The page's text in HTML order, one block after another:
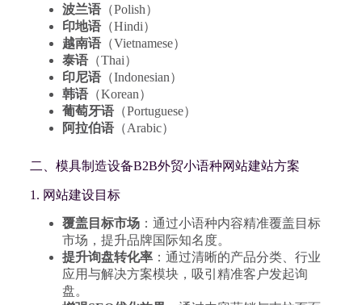
波兰语（Polish）
印地语（Hindi）
越南语（Vietnamese）
泰语（Thai）
印尼语（Indonesian）
韩语（Korean）
葡萄牙语（Portuguese）
阿拉伯语（Arabic）
二、模具制造设备B2B外贸小语种网站建站方案
1. 网站建设目标
覆盖目标市场：通过小语种内容精准覆盖目标
市场，提升品牌国际知名度。
提升询盘转化率：通过清晰的产品分类、行业
应用与解决方案模块，吸引精准客户发起询
盘。